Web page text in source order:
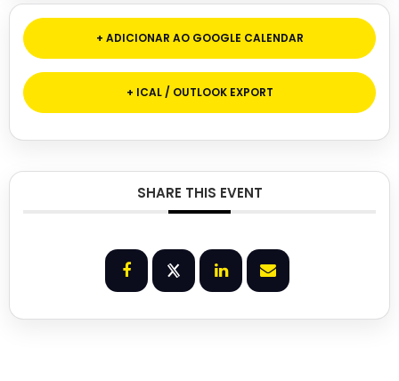
+ ADICIONAR AO GOOGLE CALENDAR
+ ICAL / OUTLOOK EXPORT
SHARE THIS EVENT